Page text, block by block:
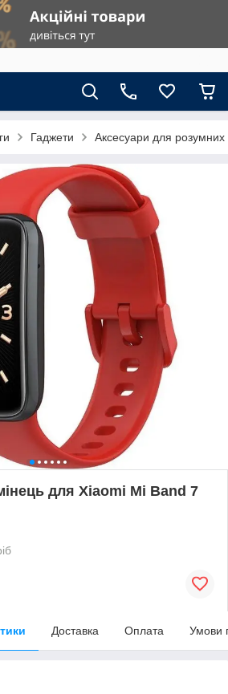
Гаджети Аксесуари для розумних
для Xiaomi Mi Band 7
Доставка Оплата Умови